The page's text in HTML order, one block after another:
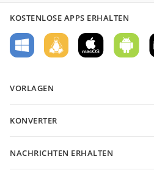
KOSTENLOSE APPS ERHALTEN
VORLAGEN
Vorlagen für Textdokumente
KONVERTER
Konvertieren Sie Tabellenkalkulationen
NACHRICHTEN ERHALTEN